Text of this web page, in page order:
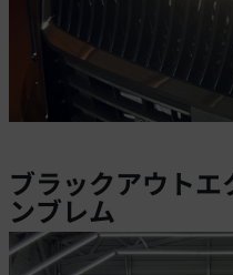
ブラックアウト
ンブレム